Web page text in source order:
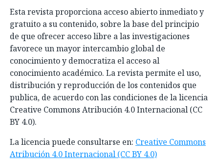
Esta revista proporciona acceso abierto inmediato y
gratuito a su contenido, sobre la base del principio
de que ofrecer acceso libre a las investigaciones
favorece un mayor intercambio global de
conocimiento y democratiza el acceso al
conocimiento académico. La revista permite el uso,
distribución y reproducción de los contenidos que
publica, de acuerdo con las condiciones de la licencia
Creative Commons Atribución 4.0 Internacional (CC
BY 4.0).
La licencia puede consultarse en: Creative Commons
Atribución 4.0 Internacional (CC BY 4.0)